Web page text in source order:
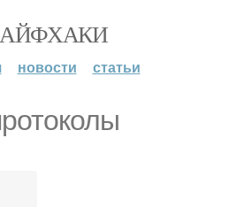
новости статьи